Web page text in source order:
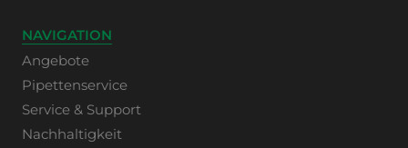
NAVIGATION
Angebote
Pipettenservice
Service & Support
Nachhaltigkeit